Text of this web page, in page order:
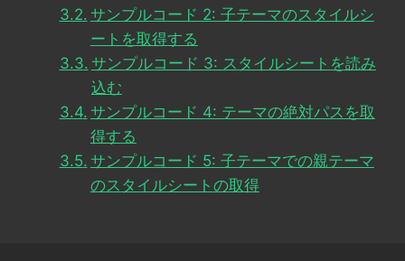
サンプルコード 2: 子テーマのスタイルシ
ートを取得する
サンプルコード 3: スタイルシートを読み
込む
サンプルコード 4: テーマの絶対パスを取
得する
サンプルコード 5: 子テーマでの親テーマ
のスタイルシートの取得